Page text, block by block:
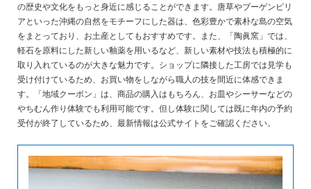
の歴史や文化をもっと身近に感じることができます。唐草やブーゲンビリ
アといった沖縄の自然をモチーフにした器は、色彩豊かで素朴な島の空気
をまとっており、お土産としてもおすすめです。また、「陶眞窯」では、
軽石を原料にした新しい釉薬を用いるなど、新しい素材や技法も積極的に
取り入れているのが大きな魅力です。ショップに隣接した工房では見学も
受け付けているため、お買い物をしながら職人の技を間近に体感できま
す。「地域クーポン」は、商品の購入はもちろん、お皿やシーサーなどの
やちむん作り体験でも利用可能です。但し体験に関しては既に年内の予約
受付が終了しているため、最新情報は公式サイトをご確認ください。